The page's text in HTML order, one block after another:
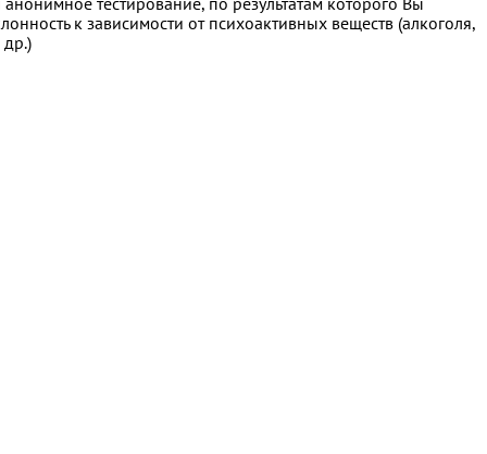
к зависимости от психоактивных веществ (алкоголя,